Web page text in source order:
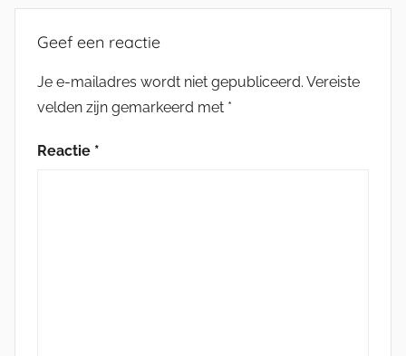
Geef een reactie
Je e-mailadres wordt niet gepubliceerd. Vereiste
velden zijn gemarkeerd met *
Reactie *